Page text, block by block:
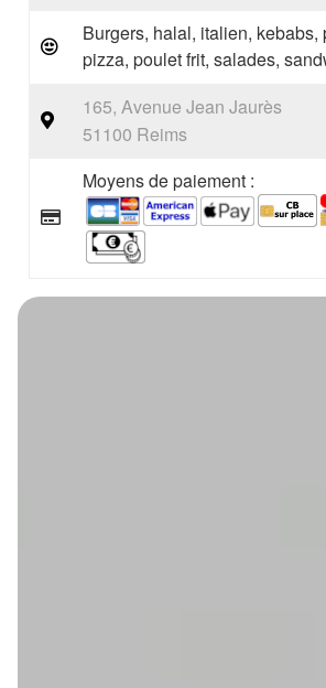
Burgers, halal, italien, kebabs,
pizza, poulet frit, salades,
165, Avenue Jean Jaurès
51100 Reims
Moyens de paiement :